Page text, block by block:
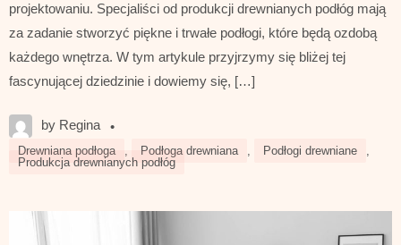
projektowaniu. Specjaliści od produkcji drewnianych podłóg mają
za zadanie stworzyć piękne i trwałe podłogi, które będą ozdobą
każdego wnętrza. W tym artykule przyjrzymy się bliżej tej
fascynującej dziedzinie i dowiemy się, […]
by Regina •
Drewniana podłoga , Podłoga drewniana , Podłogi drewniane
,
Produkcja drewnianych podłóg